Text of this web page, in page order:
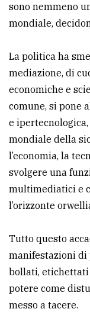
avanzata
LE
ALTRE
TESTATE
PRIVACY
Privacy
policy
Cookie
policy
sono nemmeno
mondiale,
La politica ha
mediazione, di
economiche e
comune, si pone
e
mondiale della
l’economia, la
svolgere una
multimediatici e
l’orizzonte
Tutto questo
manifestazioni di
bollati,
potere come
messo a tacere.